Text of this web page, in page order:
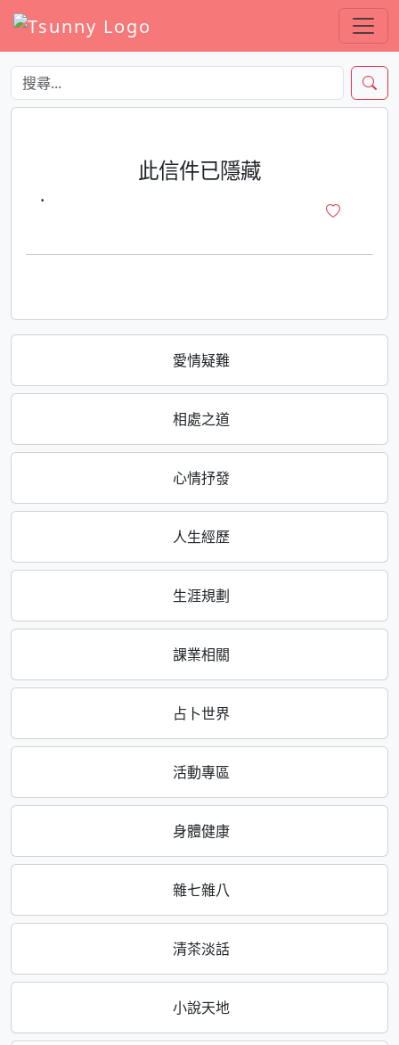
愛情疑難
相處之道
心情抒發
人生經歷
生涯規劃
課業相關
占卜世界
活動專區
身體健康
雜七雜八
清茶淡話
小說天地
此信件已隱藏
·